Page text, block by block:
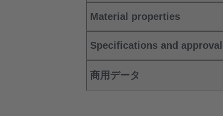
Material properties
Specifications and
商用データ